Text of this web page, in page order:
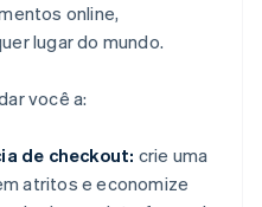
online,
lugar do mundo.
você a:
de checkout: crie uma
atritos e economize